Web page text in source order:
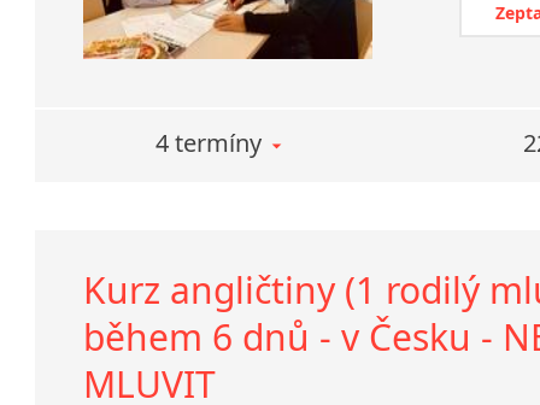
4 termíny
Kurz angličtiny (1 rodilý
během 6 dnů - v Česku -
MLUVIT